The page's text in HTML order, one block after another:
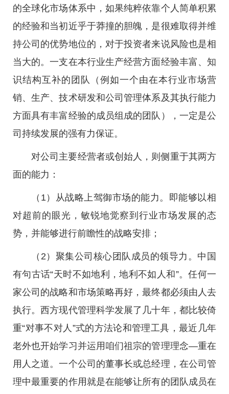
的全球化市场体系中，如果纯粹依靠个人简单积累
的经验和当初近乎于莽撞的胆魄，是很难取得并维
持公司的优势地位的，对于投资者来说风险也是相
当大的。一支在本行业生产经营方面经验丰富、知
识结构互补的团队（例如一个由在本行业市场营
销、生产、技术研发和公司管理体系及其执行能力
方面具有丰富经验的成员组成的团队），一定是公
司持续发展的强有力保证。
对公司主要经营者或创始人，则侧重于其两方
面的能力：
（1）从战略上驾御市场的能力。即能够以相
对超前的眼光，敏锐地觉察到行业市场发展的态
势，并能够进行前瞻性的战略安排；
（2）聚集公司核心团队成员的领导力。中国
有句古话“天时不如地利，地利不如人和”。任何一
家公司的战略和市场策略再好，最终都必须由人去
执行。西方现代管理科学发展了几十年，都比较倚
重“对事不对人”式的方法论和管理工具，最近几年
老外也开始学习并运用咱们祖宗的管理理念—重在
用人之道。一个公司的董事长或总经理，在公司管
理中最重要的作用就是在能够让所有的团队成员在